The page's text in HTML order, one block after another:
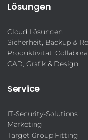
Lösungen
Cloud Lösungen
Sicherheit, Backup &
Produktivität,
CAD, Grafik & Design
Service
IT-Security-Solutions
Marketing
Target Group Fitting